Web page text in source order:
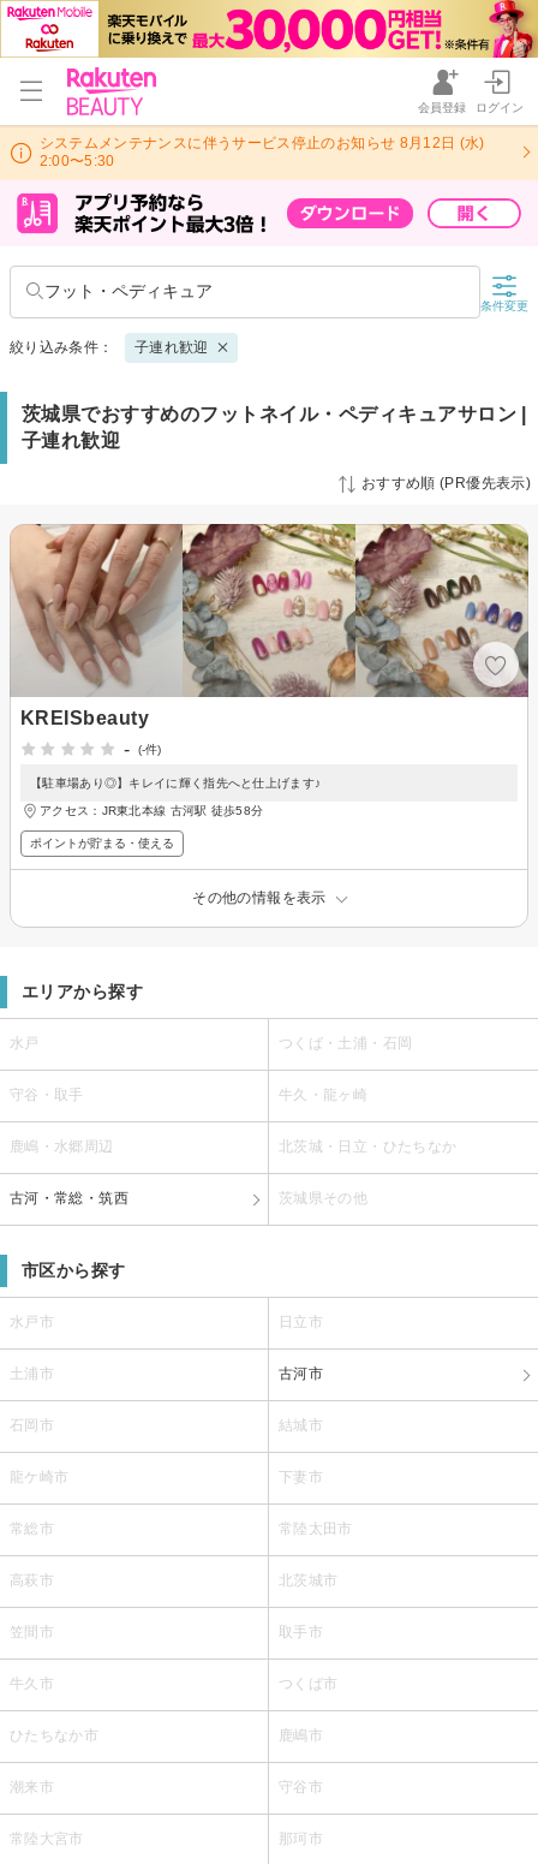
会員登録 ログイン
システムメンテナンスに伴うサービス停止のお知らせ 8月12日 (水)
2:00〜5:30
フット・ペディキュア
条件変更
絞り込み条件： 子連れ歓迎
茨城県でおすすめのフットネイル・ペディキュアサロン |
子連れ歓迎
おすすめ順 (PR優先表示)
KREISbeauty
-
(-件)
【駐車場あり◎】キレイに輝く指先へと仕上げます♪
アクセス：JR東北本線 古河駅 徒歩58分
ポイントが貯まる・使える
その他の情報を表示
エリアから探す
水戸 つくば・土浦・石岡
守谷・取手 牛久・龍ヶ崎
鹿嶋・水郷周辺 北茨城・日立・ひたちなか
古河・常総・筑西 茨城県その他
市区から探す
水戸市 日立市
土浦市 古河市
石岡市 結城市
龍ケ崎市 下妻市
常総市 常陸太田市
高萩市 北茨城市
笠間市 取手市
牛久市 つくば市
ひたちなか市 鹿嶋市
潮来市 守谷市
常陸大宮市 那珂市